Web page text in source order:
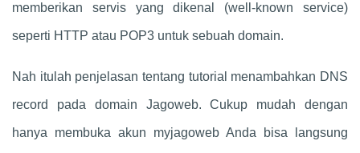
memberikan servis yang dikenal (well-known service)
seperti HTTP atau POP3 untuk sebuah domain.
Nah itulah penjelasan tentang tutorial menambahkan DNS
record pada domain Jagoweb. Cukup mudah dengan
hanya membuka akun myjagoweb Anda bisa langsung